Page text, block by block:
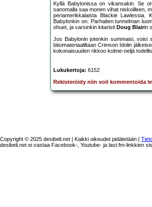
Kyllä Babylonissa on vikansakin. Se
sanomalla saa monen vihat niskoilleen,
periamerikkalaista Blackie Lawlessia.
Babylonkin on. Parhaiten tunnelman
ohuet, ja varsinkin kitaristi Doug Blairin
Jos Babylonin jotenkin summaisi, voisi
biisimateriaaliltaan Crimson Idolin
kokonaisuuden rikkoo kolme-neljä
Lukukertoja: 6152
Rekisteröidy niin voit kommentoida
Copyright © 2025 desibeli.net | Kaikki oikeudet pidätetään |
desibeli.net ei vastaa Facebook-, Youtube- ja last.fm-linkkien